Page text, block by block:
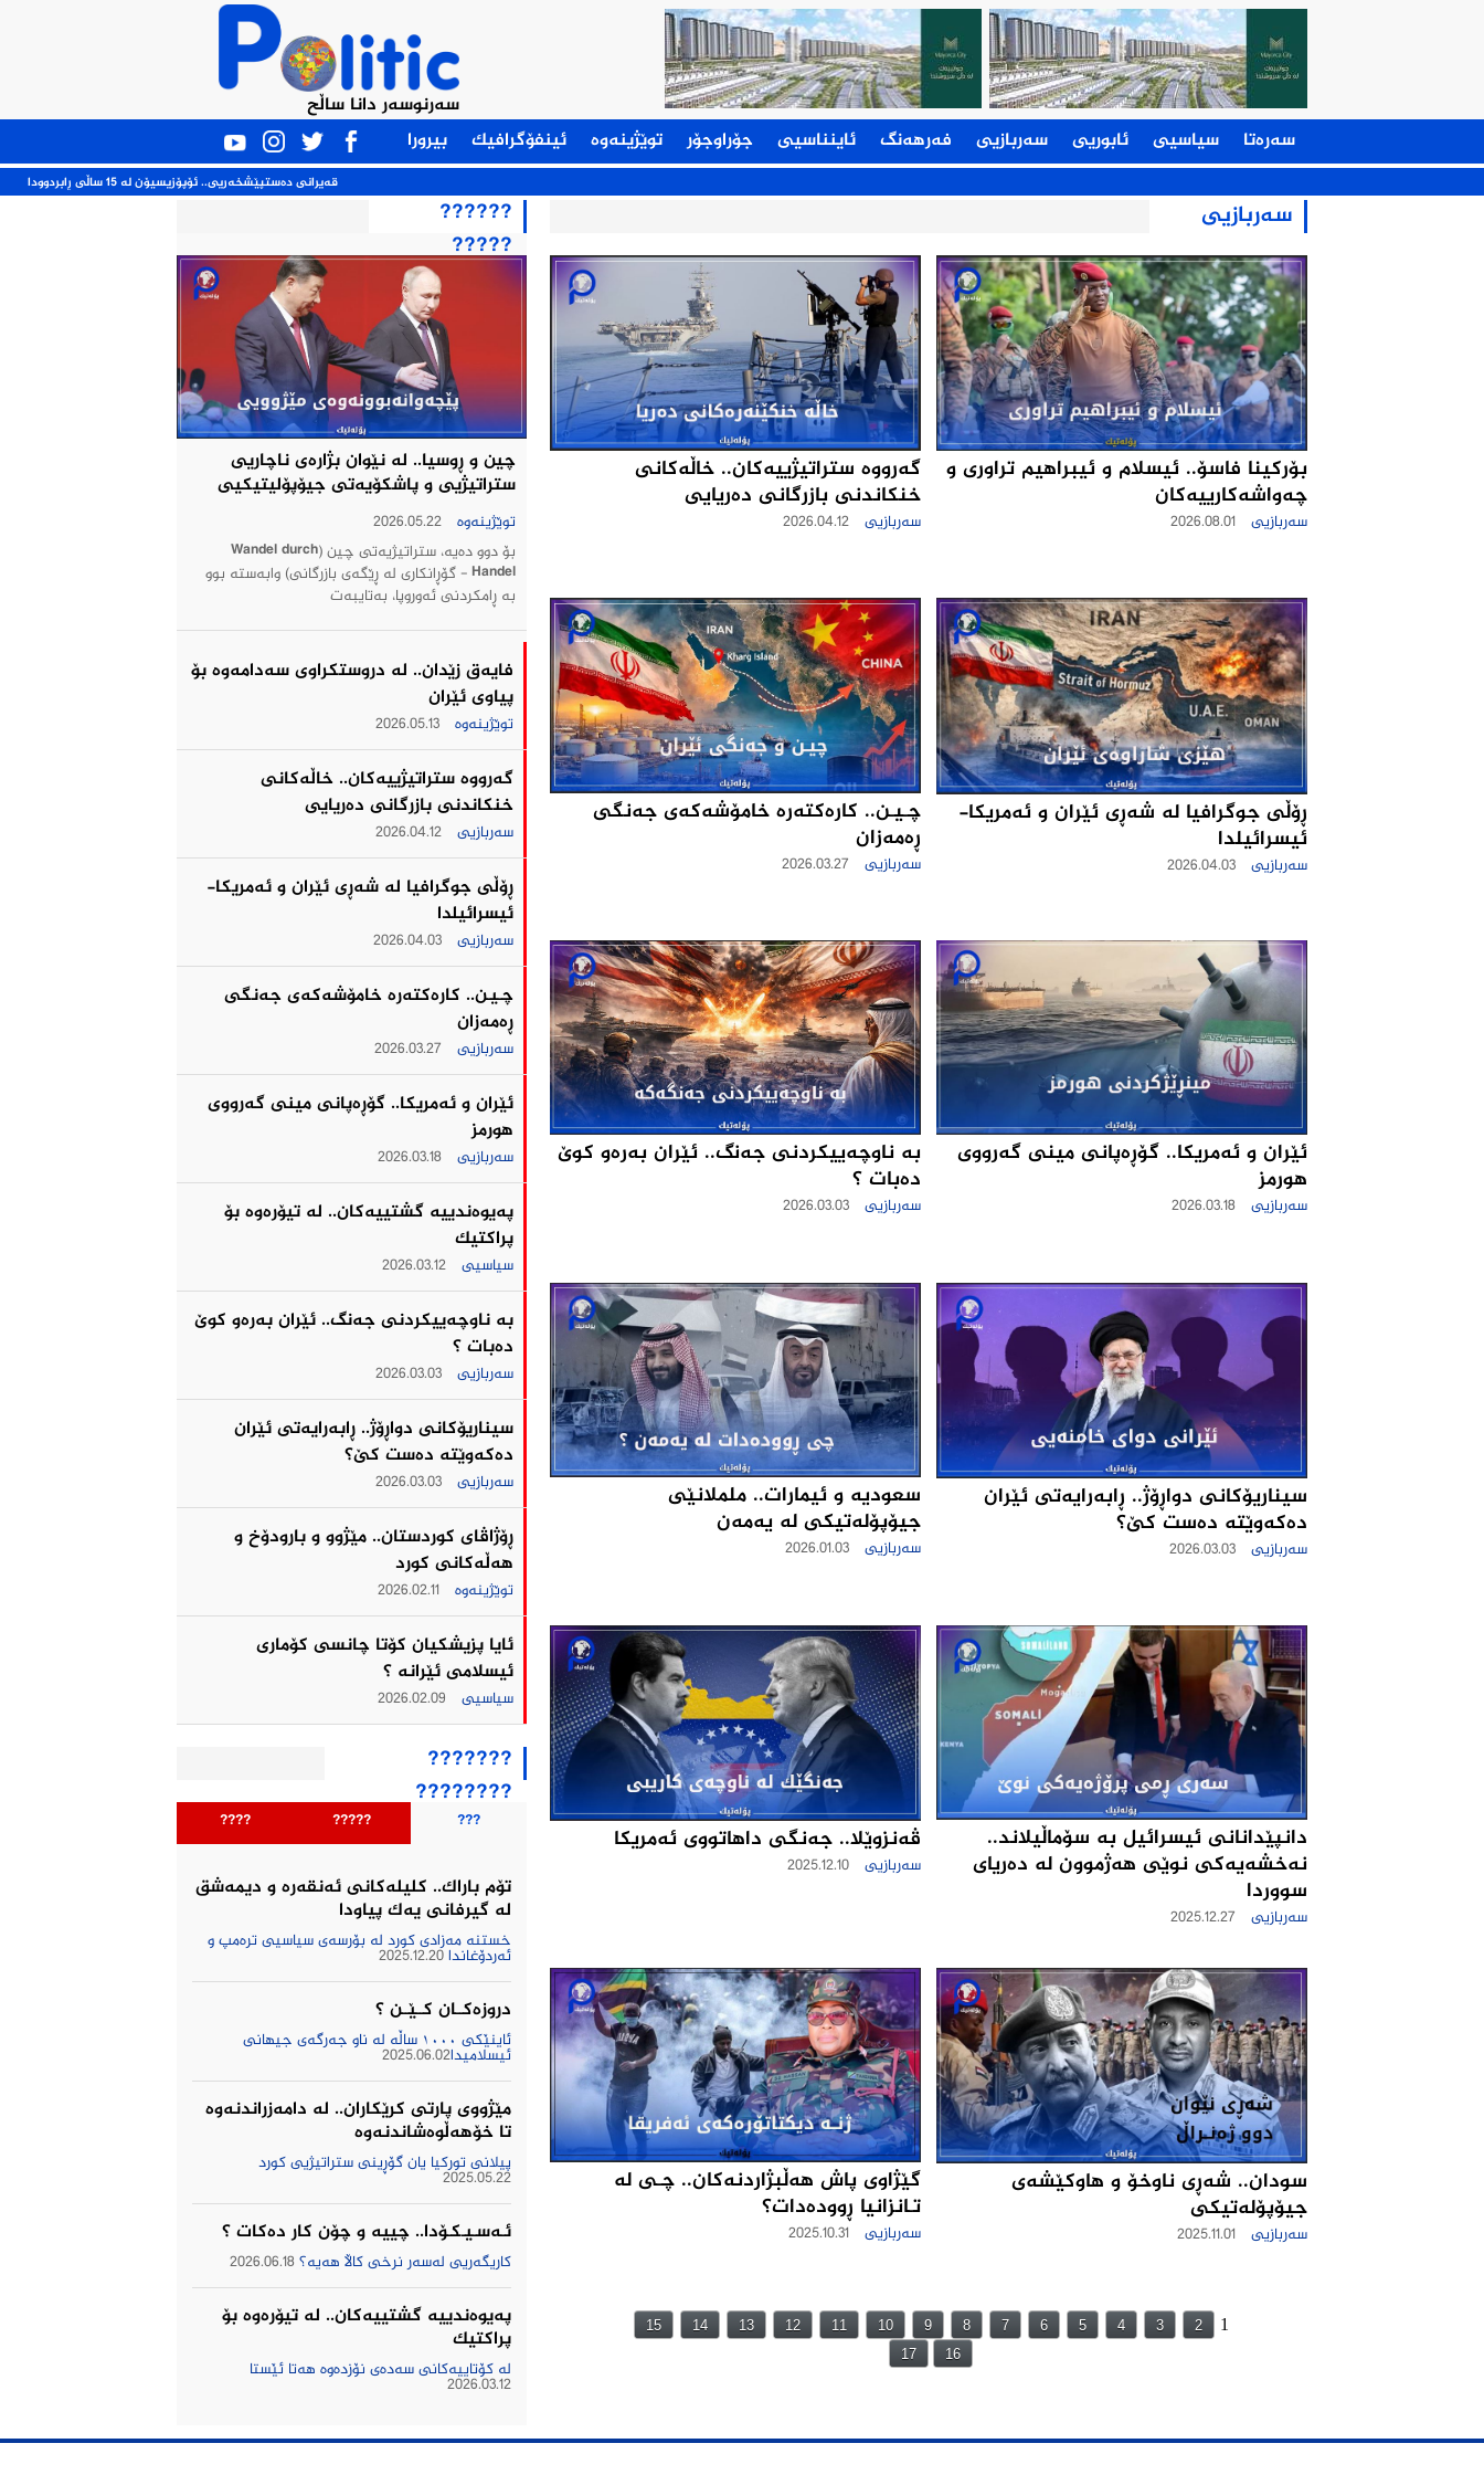
سەرنوسەر دانا ساڵح
سەرەتا
سیاسیی ئابوریی سەربازیی فەرهەنگ ئاینناسیی جۆراوجۆر توێژینەوە ئینفۆگرافیک بیرورا
قەیرانی ده‌ستپێشخه‌ریی.. ئۆپۆزیسیۆن له‌ 15 ساڵی ڕابردوودا
سەربازیی
بۆركینا فاسۆ.. ئیسلام و ئیبراهیم تراوری و
چه‌واشه‌كارییه‌كان
سەربازیی 2026.08.01
گه‌رووه‌ ستراتیژییه‌كان.. خاڵه‌كانی
خنكاندنی بازرگانی ده‌ریایی
سەربازیی 2026.04.12
ڕۆڵی جوگرافیا لە شەڕی ئێران و ئەمریکا-
ئیسرائیلدا
سەربازیی 2026.04.03
چـیـن.. كاره‌كته‌ره‌ خامۆشه‌كه‌ی جه‌نگى
ڕه‌مه‌زان
سەربازیی 2026.03.27
ئێران و ئه‌مریكا.. گۆڕەپانی مینی گه‌رووی
هورمز
سەربازیی 2026.03.18
بە ناوچەییکردنی جەنگ.. ئێران به‌ره‌و كوێ
ده‌بات ؟
سەربازیی 2026.03.03
سیناریۆکانی دواڕۆژ.. ڕابەرایەتی ئێران
دەکەوێتە دەست کێ؟
سەربازیی 2026.03.03
سعودیه‌ و ئیمارات.. ململانێی
جیۆپۆلەتیکی لە یەمەن
سەربازیی 2026.01.03
دانپێدانانی ئیسرائیل بە سۆماڵیلاند..
نەخشەیەکی نوێی هەژموون لە دەریای
سووردا
سەربازیی 2025.12.27
ڤەنزوێلا.. جەنگی داهاتووی ئەمریکا
سەربازیی 2025.12.10
سودان.. شه‌ڕی ناوخۆ و هاوكێشه‌ی
جیۆپۆله‌تیكى
سەربازیی 2025.11.01
گێژاوی پاش هەڵبژاردنەکان.. چـى له‌
تـانزانیا ڕوودەدات؟
سەربازیی 2025.10.31
1
2
3
4
5
6
7
8
9
10
11
12
13
14
15
16
17
??????
?????
چین و ڕوسیا.. لە نێوان بژارەی ناچاریی
ستراتیژيی و پاشکۆیەتی جیۆپۆلیتیکيی
توێژینەوە
2026.05.22
بۆ دوو دەیە، ستراتیژیەتی چین (Wandel durch
Handel - گۆڕانکاری لە ڕێگەی بازرگانی) وابەستە بوو
بە ڕامکردنی ئەوروپا، بەتایبەت
فایەق زێدان.. له‌ دروستكراوی سه‌دامه‌وه‌ بۆ
پیاوی ئێران
توێژینەوە 2026.05.13
گه‌رووه‌ ستراتیژییه‌كان.. خاڵه‌كانی
خنكاندنی بازرگانی ده‌ریایی
سەربازیی 2026.04.12
ڕۆڵی جوگرافیا لە شەڕی ئێران و ئەمریکا-
ئیسرائیلدا
سەربازیی 2026.04.03
چـیـن.. كاره‌كته‌ره‌ خامۆشه‌كه‌ی جه‌نگى
ڕه‌مه‌زان
سەربازیی 2026.03.27
ئێران و ئه‌مریكا.. گۆڕەپانی مینی گه‌رووی
هورمز
سەربازیی 2026.03.18
په‌یوه‌ندییه‌ گشتییه‌كان.. له‌ تیۆره‌وه‌ بۆ
پراكتیك
سیاسیی 2026.03.12
بە ناوچەییکردنی جەنگ.. ئێران به‌ره‌و كوێ
ده‌بات ؟
سەربازیی 2026.03.03
سیناریۆکانی دواڕۆژ.. ڕابەرایەتی ئێران
دەکەوێتە دەست کێ؟
سەربازیی 2026.03.03
ڕۆژاڤای کوردستان.. مێژوو و بارودۆخ و
هەڵەکانی کورد
توێژینەوە 2026.02.11
ئایا پزیشکیان کۆتا چانسی کۆماری
ئیسلامی ئێرانه ؟
سیاسیی 2026.02.09
???????
????????
???
?????
????
تۆم باراك.. کلیلەکانی ئەنقەرە و دیمەشق
لە گیرفانی یەک پیاودا
خستنە مەزادی کورد لە بۆرسەی سیاسیی ترەمپ و
ئەردۆغاندا 2025.12.20
دروزەکــان کــێــن ؟
ئاینێکی ١٠٠٠ ساڵە لە ناو جەرگەی جیهانی
ئیسلامیدا2025.06.02
مێژووى پارتى كرێكاران.. لە دامەزراندنەوە
تا خۆهەڵوەشاندنەوە
پیلانی توركیا یان گۆڕینی ستراتیژیی كورد
2025.05.22
ئـەسـیـکـۆدا.. چییه‌ و چۆن كار ده‌كات ؟
كاریگه‌ریی له‌سه‌ر نرخی كاڵا هه‌یه‌؟ 2026.06.18
په‌یوه‌ندییه‌ گشتییه‌كان.. له‌ تیۆره‌وه‌ بۆ
پراكتیك
له‌ كۆتاییه‌كانی سه‌ده‌ی نۆزده‌وه‌ هه‌تا ئێستا
2026.03.12